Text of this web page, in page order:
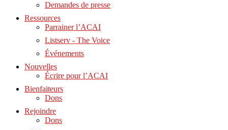
Demandes de presse
Ressources
Parrainer l’ACAI
Listserv - The Voice
Événements
Nouvelles
Écrire pour l’ACAI
Bienfaiteurs
Dons
Rejoindre
Dons